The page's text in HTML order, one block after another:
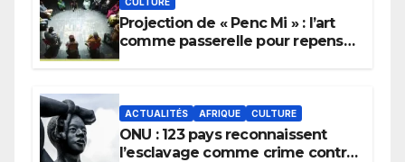
Projection de « Penc Mi » : l’art
comme passerelle pour repenser
ACTUALITÉS AFRIQUE CULTURE
ONU : 123 pays reconnaissent
l’esclavage comme crime contre